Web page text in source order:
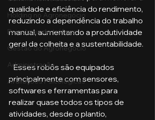
Holding no Agronegócio
Psicologia de tráfego
Gestão do Agronegócio
Administração
Avaliações Psicológicas
qualidade e eficiência do rendimento,
reduzindo a dependência do trabalho
manual, aumentando a produtividade
geral da colheita e a sustentabilidade.
   Esses robôs são equipados
principalmente com sensores,
softwares e ferramentas para
realizar quase todos os tipos de
atividades, desde o plantio,